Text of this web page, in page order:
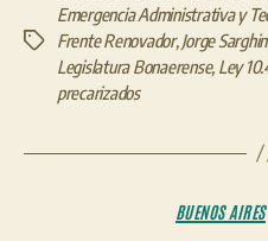
Etiquetas
Emergencia Administrativa y
Frente Renovador,Jorge
Legislatura Bonaerense, Ley
precarizados
BUENOS AIRES